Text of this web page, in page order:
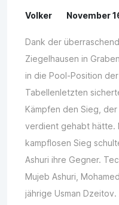
Volker November
Dank der
Ziegelhausen in
in die Pool-Position
Tabellenletzten
Kämpfen den Sieg,
verdient gehabt hätte.
kampflosen Sieg
Ashuri ihre Gegner.
Mujeb Ashuri,
jährige Usman